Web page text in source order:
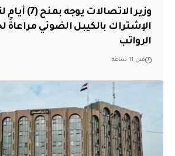
وزير الاتصالات يوجه
الإشتراك بالكيبل الضوئي مراعاةً
الرواتب
قبل 11 ساعة